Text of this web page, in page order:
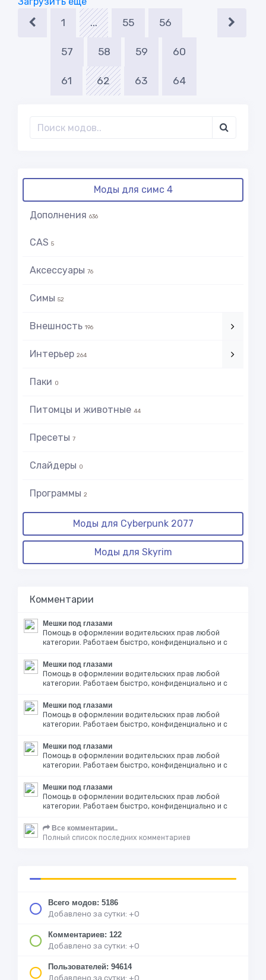
1 ... 55 56
57 58 59 60
61 62 63 64
Моды для симс 4
Дополнения 636
CAS 5
Аксессуары 76
Симы 52
Внешность 196
Интерьер 264
Паки 0
Питомцы и животные 44
Пресеты 7
Слайдеры 0
Программы 2
Моды для Cyberpunk 2077
Моды для Skyrim
Комментарии
Мешки под глазами
Помощь в оформлении водительских прав любой
категории. Работаем быстро, конфиденциально и с
Мешки под глазами
Помощь в оформлении водительских прав любой
категории. Работаем быстро, конфиденциально и с
Мешки под глазами
Помощь в оформлении водительских прав любой
категории. Работаем быстро, конфиденциально и с
Мешки под глазами
Помощь в оформлении водительских прав любой
категории. Работаем быстро, конфиденциально и с
Мешки под глазами
Помощь в оформлении водительских прав любой
категории. Работаем быстро, конфиденциально и с
Все комментарии..
Полный список последних комментариев
Всего модов: 5186
Добавлено за сутки: +0
Комментариев: 122
Добавлено за сутки: +0
Пользователей: 94614
Добавлено за сутки: +0